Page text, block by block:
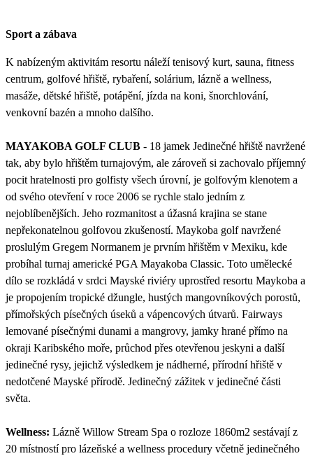
Sport a zábava
K nabízeným aktivitám resortu náleží tenisový kurt, sauna, fitness
centrum, golfové hřiště, rybaření, solárium, lázně a wellness,
masáže, dětské hřiště, potápění, jízda na koni, šnorchlování,
venkovní bazén a mnoho dalšího.
MAYAKOBA GOLF CLUB - 18 jamek Jedinečné hřiště navržené
tak, aby bylo hřištěm turnajovým, ale zároveň si zachovalo příjemný
pocit hratelnosti pro golfisty všech úrovní, je golfovým klenotem a
od svého otevření v roce 2006 se rychle stalo jedním z
nejoblíbenějších. Jeho rozmanitost a úžasná krajina se stane
nepřekonatelnou golfovou zkušeností. Maykoba golf navržené
proslulým Gregem Normanem je prvním hřištěm v Mexiku, kde
probíhal turnaj americké PGA Mayakoba Classic. Toto umělecké
dílo se rozkládá v srdci Mayské riviéry uprostřed resortu Maykoba a
je propojením tropické džungle, hustých mangovníkových porostů,
přímořských písečných úseků a vápencových útvarů. Fairways
lemované písečnými dunami a mangrovy, jamky hrané přímo na
okraji Karibského moře, průchod přes otevřenou jeskyni a další
jedinečné rysy, jejichž výsledkem je nádherné, přírodní hřiště v
nedotčené Mayské přírodě. Jedinečný zážitek v jedinečné části
světa.
Wellness: Lázně Willow Stream Spa o rozloze 1860m2 sestávají z
20 místností pro lázeňské a wellness procedury včetně jedinečného